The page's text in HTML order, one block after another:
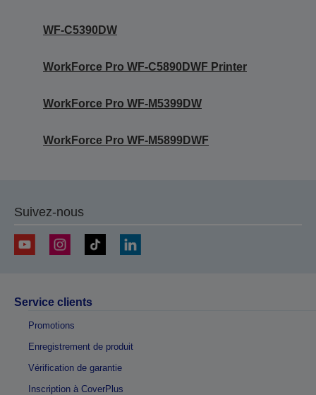
WF-C5390DW
WorkForce Pro WF-C5890DWF Printer
WorkForce Pro WF-M5399DW
WorkForce Pro WF-M5899DWF
Suivez-nous
Service clients
Promotions
Enregistrement de produit
Vérification de garantie
Inscription à CoverPlus